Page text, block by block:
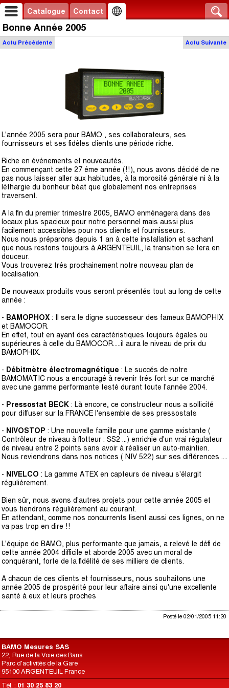
Catalogue Contact
Bonne Année 2005
Actu Suivante
Actu Précédente
L'année 2005 sera pour BAMO , ses collaborateurs, ses
fournisseurs et ses fidèles clients une période riche.
Riche en événements et nouveautés.
En commençant cette 27 éme année (!!), nous avons décidé de ne
pas nous laisser aller aux habitudes, à la morosité générale ni à la
léthargie du bonheur béat que globalement nos entreprises
traversent.
A la fin du premier trimestre 2005, BAMO enménagera dans des
locaux plus spacieux pour notre personnel mais aussi plus
facilement accessibles pour nos clients et fournisseurs.
Nous nous préparons depuis 1 an à cette installation et sachant
que nous restons toujours à ARGENTEUIL, la transition se fera en
douceur.
Vous trouverez trés prochainement notre nouveau plan de
localisation.
De nouveaux produits vous seront présentés tout au long de cette
année :
- BAMOPHOX : Il sera le digne successeur des fameux BAMOPHIX
et BAMOCOR.
En effet, tout en ayant des caractéristiques toujours égales ou
supérieures à celle du BAMOCOR.....il aura le niveau de prix du
BAMOPHIX.
- Débitmètre électromagnétique : Le succés de notre
BAMOMATIC nous a encouragé à revenir trés fort sur ce marché
avec une gamme performante testé durant toute l'année 2004.
- Pressostat BECK : Là encore, ce constructeur nous a sollicité
pour diffuser sur la FRANCE l'ensemble de ses pressostats
- NIVOSTOP : Une nouvelle famille pour une gamme existante (
Contrôleur de niveau à flotteur : SS2 ...) enrichie d'un vrai régulateur
de niveau entre 2 points sans avoir à réaliser un auto-maintien.
Nous reviendrons dans nos notices ( NIV 522) sur ses différences ....
- NIVELCO : La gamme ATEX en capteurs de niveau s'élargit
réguliérement.
Bien sûr, nous avons d'autres projets pour cette année 2005 et
vous tiendrons réguliérement au courant.
En attendant, comme nos concurrents lisent aussi ces lignes, on ne
va pas trop en dire !!
L'équipe de BAMO, plus performante que jamais, a relevé le défi de
cette année 2004 difficile et aborde 2005 avec un moral de
conquérant, forte de la fidélité de ses milliers de clients.
A chacun de ces clients et fournisseurs, nous souhaitons une
année 2005 de prospérité pour leur affaire ainsi qu'une excellente
santé à eux et leurs proches
Posté le 02/01/2005 11:20
BAMO Mesures SAS
22, Rue de la Voie des Bans
Parc d'activités de la Gare
95100 ARGENTEUIL France
Tél. : 01 30 25 83 20